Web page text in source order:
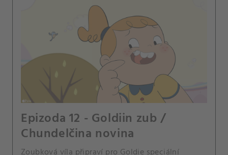
Epizoda 12 - Goldiin zub /
Chundelčina novina
Zoubková víla připraví pro Goldie speciální